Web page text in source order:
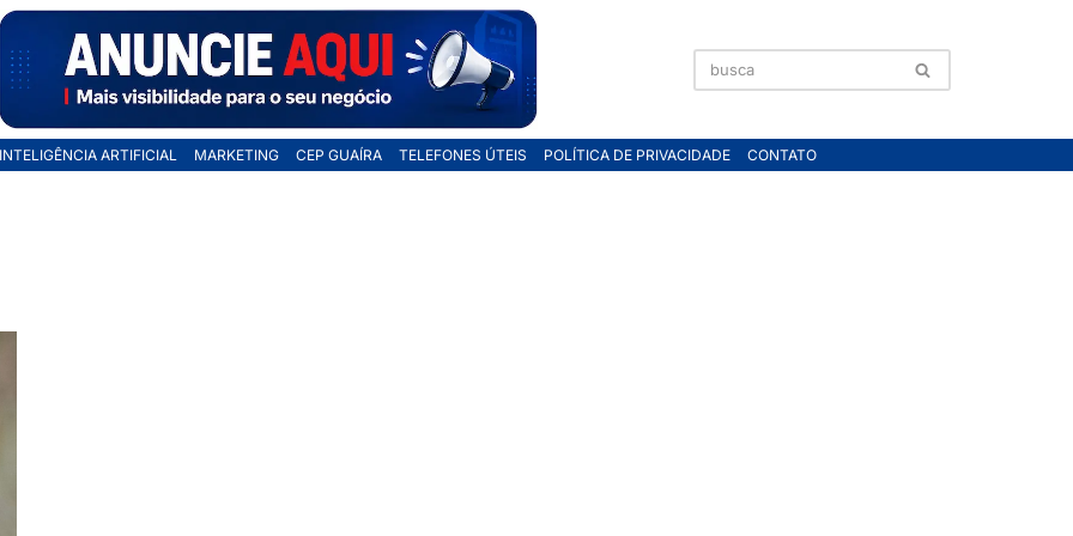
INTELIGÊNCIA ARTIFICIAL MARKETING CEP GUAÍRA TELEFONES ÚTEIS POLÍTICA DE PRIVACIDADE CONTATO